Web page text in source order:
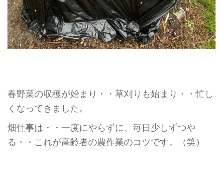
春野菜の収穫が始まり・・草刈りも始まり・・忙し
くなってきました。
畑仕事は・・一度にやらずに、毎日少しずつや
る・・これが高齢者の農作業のコツです。（笑）